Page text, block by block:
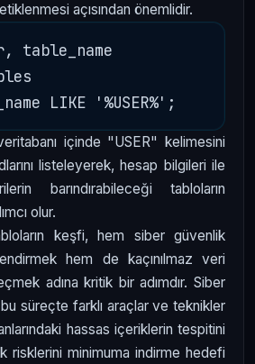
açısından önemlidir.
table_name
içinde "USER" kelimesini
listeleyerek, hesap bilgileri ile
barındırabileceği tabloların
olur.
keşfi, hem siber güvenlik
hem de kaçınılmaz veri
adına kritik bir adımdır. Siber
süreçte farklı araçlar ve teknikler
hassas içeriklerin tespitini
risklerini minimuma indirme hedefi